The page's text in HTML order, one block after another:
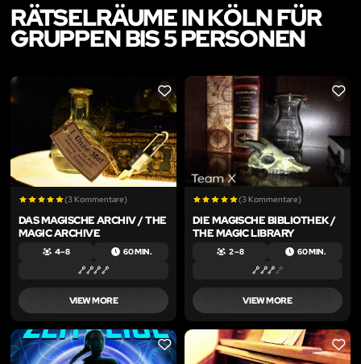
RÄTSELRÄUME IN KÖLN FÜR
GRUPPEN BIS 5 PERSONEN
LIKE
(3 Kommentare)
DAS MAGISCHE ARCHIV / THE
MAGIC ARCHIVE
4 – 8 60 MIN.
VIEW MORE
LIKE
(3 Kommentare)
DIE MAGISCHE BIBLIOTHEK /
THE MAGIC LIBRARY
2 – 8 60 MIN.
VIEW MORE
LIKE LIKE